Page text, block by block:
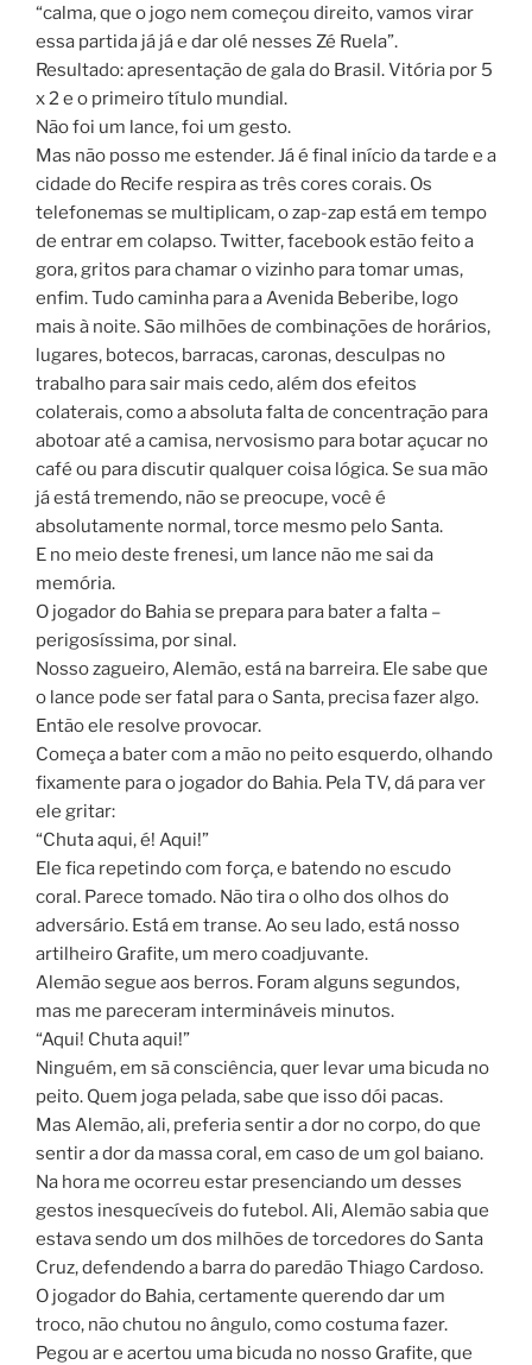
“calma, que o jogo nem começou direito, vamos virar
essa partida já já e dar olé nesses Zé Ruela”.
Resultado: apresentação de gala do Brasil. Vitória por 5
x 2 e o primeiro título mundial.
Não foi um lance, foi um gesto.
Mas não posso me estender. Já é final início da tarde e a
cidade do Recife respira as três cores corais. Os
telefonemas se multiplicam, o zap-zap está em tempo
de entrar em colapso. Twitter, facebook estão feito a
gora, gritos para chamar o vizinho para tomar umas,
enfim. Tudo caminha para a Avenida Beberibe, logo
mais à noite. São milhões de combinações de horários,
lugares, botecos, barracas, caronas, desculpas no
trabalho para sair mais cedo, além dos efeitos
colaterais, como a absoluta falta de concentração para
abotoar até a camisa, nervosismo para botar açucar no
café ou para discutir qualquer coisa lógica. Se sua mão
já está tremendo, não se preocupe, você é
absolutamente normal, torce mesmo pelo Santa.
E no meio deste frenesi, um lance não me sai da
memória.
O jogador do Bahia se prepara para bater a falta –
perigosíssima, por sinal.
Nosso zagueiro, Alemão, está na barreira. Ele sabe que
o lance pode ser fatal para o Santa, precisa fazer algo.
Então ele resolve provocar.
Começa a bater com a mão no peito esquerdo, olhando
fixamente para o jogador do Bahia. Pela TV, dá para ver
ele gritar:
“Chuta aqui, é! Aqui!”
Ele fica repetindo com força, e batendo no escudo
coral. Parece tomado. Não tira o olho dos olhos do
adversário. Está em transe. Ao seu lado, está nosso
artilheiro Grafite, um mero coadjuvante.
Alemão segue aos berros. Foram alguns segundos,
mas me pareceram intermináveis minutos.
“Aqui! Chuta aqui!”
Ninguém, em sã consciência, quer levar uma bicuda no
peito. Quem joga pelada, sabe que isso dói pacas.
Mas Alemão, ali, preferia sentir a dor no corpo, do que
sentir a dor da massa coral, em caso de um gol baiano.
Na hora me ocorreu estar presenciando um desses
gestos inesquecíveis do futebol. Ali, Alemão sabia que
estava sendo um dos milhões de torcedores do Santa
Cruz, defendendo a barra do paredão Thiago Cardoso.
O jogador do Bahia, certamente querendo dar um
troco, não chutou no ângulo, como costuma fazer.
Pegou ar e acertou uma bicuda no nosso Grafite, que